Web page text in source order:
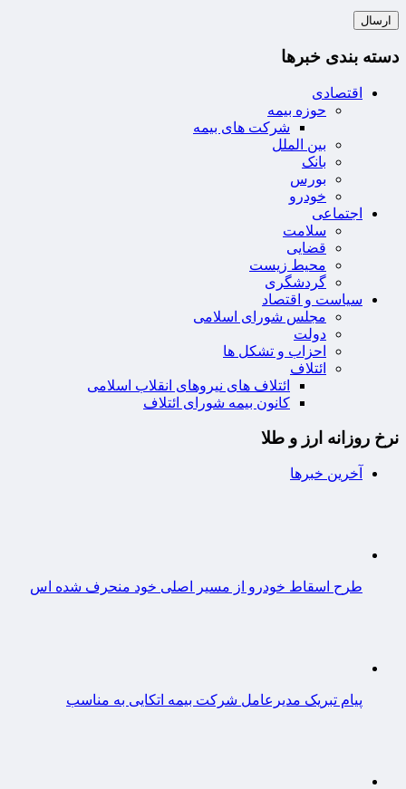
دسته بندی خبرها
اقتصادی
حوزه بیمه
شرکت های بیمه
بین الملل
بانک
بورس
خودرو
اجتماعی
سلامت
قضایی
محیط زیست
گردشگری
سیاست و اقتصاد
مجلس شورای اسلامی
دولت
احزاب و تشکل ها
ائتلاف
ائتلاف های نیروهای انقلاب اسلامی
کانون بیمه شورای ائتلاف
نرخ روزانه ارز و طلا
آخرین خبرها
طرح اسقاط خودرو از مسیر اصلی خود منحرف شده اس
پیام تبریک مدیرعامل شرکت بیمه اتکایی به مناسب